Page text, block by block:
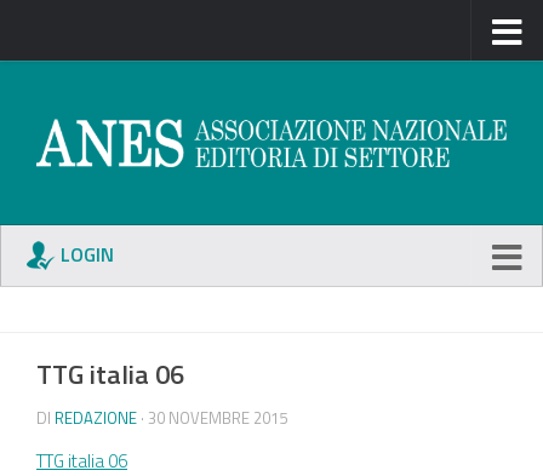
LOGIN
TTG italia 06
DI REDAZIONE · 30 NOVEMBRE 2015
TTG italia 06